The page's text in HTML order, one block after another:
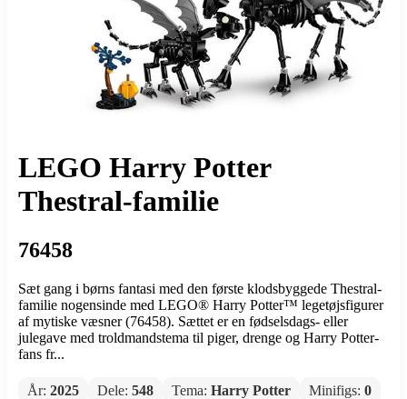
LEGO Harry Potter
Thestral-familie
76458
Sæt gang i børns fantasi med den første klodsbyggede Thestral-
familie nogensinde med LEGO® Harry Potter™ legetøjsfigurer
af mytiske væsner (76458). Sættet er en fødselsdags- eller
julegave med troldmandstema til piger, drenge og Harry Potter-
fans fr...
År: 2025 Dele: 548 Tema: Harry Potter Minifigs: 0